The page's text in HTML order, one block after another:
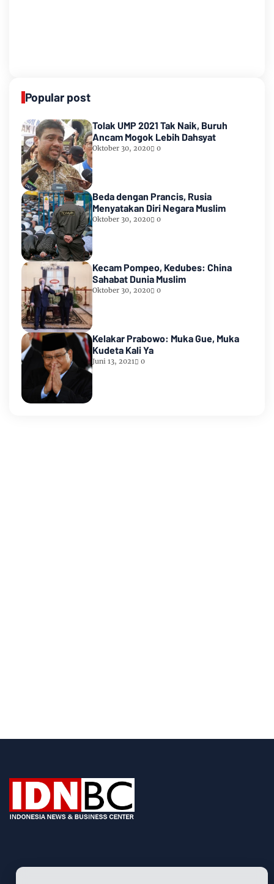
Popular post
Tolak UMP 2021 Tak Naik, Buruh
Ancam Mogok Lebih Dahsyat
Oktober 30, 2020 0
Beda dengan Prancis, Rusia
Menyatakan Diri Negara Muslim
Oktober 30, 2020 0
Kecam Pompeo, Kedubes: China
Sahabat Dunia Muslim
Oktober 30, 2020 0
Kelakar Prabowo: Muka Gue, Muka
Kudeta Kali Ya
Juni 13, 2021 0